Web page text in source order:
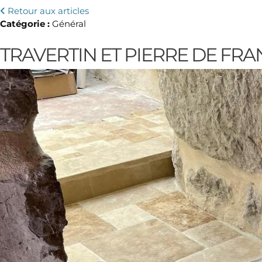
Retour aux articles
Catégorie : Général
TRAVERTIN ET PIERRE DE